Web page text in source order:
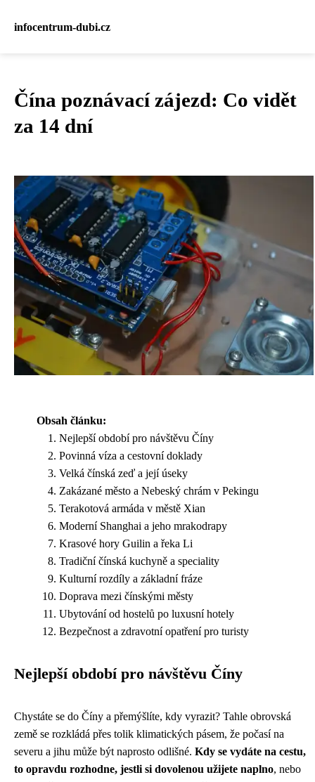
infocentrum-dubi.cz
Čína poznávací zájezd: Co vidět
za 14 dní
Obsah článku:
Nejlepší období pro návštěvu Číny
Povinná víza a cestovní doklady
Velká čínská zeď a její úseky
Zakázané město a Nebeský chrám v Pekingu
Terakotová armáda v městě Xian
Moderní Shanghai a jeho mrakodrapy
Krasové hory Guilin a řeka Li
Tradiční čínská kuchyně a speciality
Kulturní rozdíly a základní fráze
Doprava mezi čínskými městy
Ubytování od hostelů po luxusní hotely
Bezpečnost a zdravotní opatření pro turisty
Nejlepší období pro návštěvu Číny
Chystáte se do Číny a přemýšlíte, kdy vyrazit? Tahle obrovská
země se rozkládá přes tolik klimatických pásem, že počasí na
severu a jihu může být naprosto odlišné. Kdy se vydáte na cestu,
to opravdu rozhodne, jestli si dovolenou užijete naplno, nebo